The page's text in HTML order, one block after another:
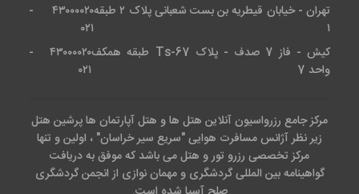
تهران - خیابان قیطریه بن بست شعبانی پلاک ۲ طبقه
۱
۴۳۰۰۰۰۲۰ -
۰۲۱
کیش - فاز 7 صدف - پلاک Ts-67 طبقه همکف
واحد 7
۴۳۰۰۰۰۲۰ -
۰۲۱
مرکز جامع رزرواسیون آنلاین هتل ها و هتل آپارتمان ها پرشین هتل
زیر نظر آژانس مسافرت هوایی "سریع سیر خراسان" ، اولین و تنها
مرکز تخصصی رزرو تور و هتل می باشد که موفق به دریافت
گواهینامه بین المللی گردشگری و مهمان نوازی از انجمن گردشگری